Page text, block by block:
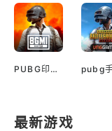
PUBG印服手机安卓版
最新游戏